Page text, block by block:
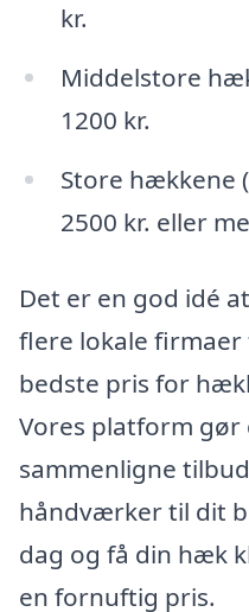
kr.
Middelstore
1200 kr.
Store hækkene
2500 kr. eller
Det er en god idé
flere lokale
bedste pris for
Vores platform gør
sammenligne
håndværker til dit
dag og få din hæk
en fornuftig pris.